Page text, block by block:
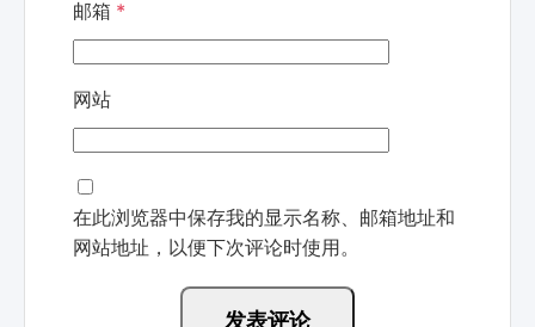
邮箱 *
网站
在此浏览器中保存我的显示名称、邮箱地址和
网站地址，以便下次评论时使用。